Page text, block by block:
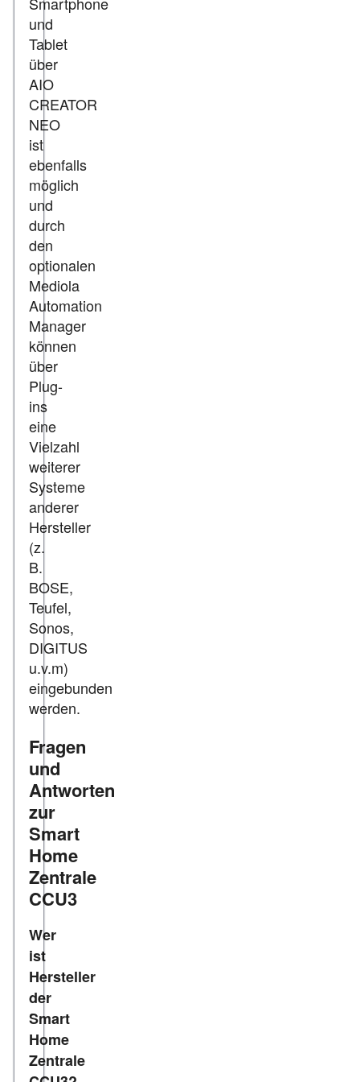
und
Tablet
über
AIO
CREATOR
NEO
ist
ebenfalls
möglich
und
durch
den
optionalen
Mediola
Automation
Manager
können
über
Plug-
ins
eine
Vielzahl
weiterer
Systeme
anderer
Hersteller
(z.
B.
BOSE,
Teufel,
Sonos,
DIGITUS
u.v.m)
eingebunden
werden.
Fragen
und
Antworten
zur
Smart
Home
Zentrale
CCU3
Wer
ist
Hersteller
der
Smart
Home
Zentrale